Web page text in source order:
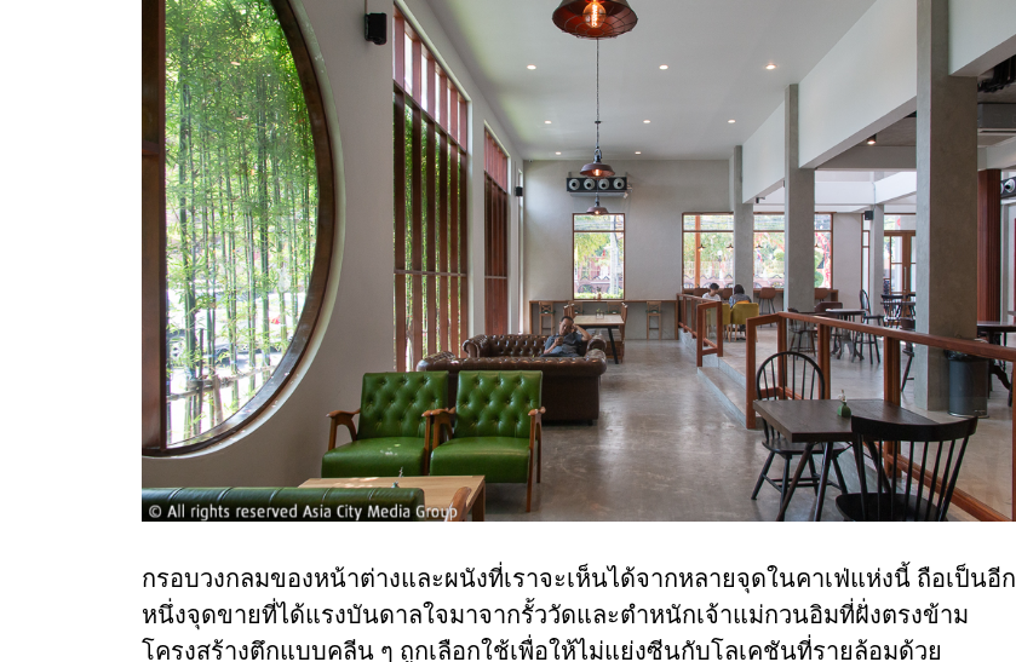
กรอบวงกลมของหน้าต่างและผนังที่เราจะเห็นได้จากหลายจุดในคาเฟ่แห่งนี้ ถือเป็นอีก
หนึ่งจุดขายที่ได้แรงบันดาลใจมาจากรั้ววัดและตำหนักเจ้าแม่กวนอิมที่ฝั่งตรงข้าม
โครงสร้างตึกแบบคลีน ๆ ถูกเลือกใช้เพื่อให้ไม่แย่งซีนกับโลเคชันที่รายล้อมด้วย